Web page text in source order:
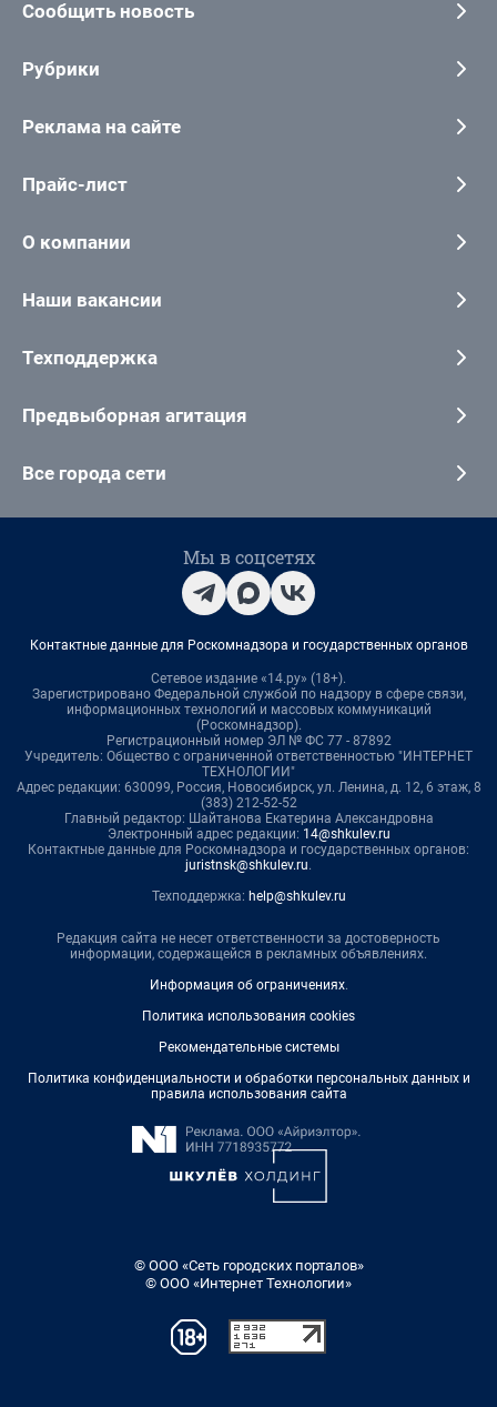
Сообщить новость
Рубрики
Реклама на сайте
Прайс-лист
О компании
Наши вакансии
Техподдержка
Предвыборная агитация
Все города сети
Мы в соцсетях
Контактные данные для Роскомнадзора и государственных органов
Сетевое издание «14.ру» (18+).
Зарегистрировано Федеральной службой по надзору в сфере связи,
информационных технологий и массовых коммуникаций
(Роскомнадзор).
Регистрационный номер ЭЛ № ФС 77 - 87892
Учредитель: Общество с ограниченной ответственностью "ИНТЕРНЕТ
ТЕХНОЛОГИИ"
Адрес редакции: 630099, Россия, Новосибирск, ул. Ленина, д. 12, 6 этаж, 8
(383) 212-52-52
Главный редактор: Шайтанова Екатерина Александровна
Электронный адрес редакции: 14@shkulev.ru
Контактные данные для Роскомнадзора и государственных органов:
juristnsk@shkulev.ru.
Техподдержка: help@shkulev.ru
Редакция сайта не несет ответственности за достоверность
информации, содержащейся в рекламных объявлениях.
Информация об ограничениях.
Политика использования cookies
Рекомендательные системы
Политика конфиденциальности и обработки персональных данных и
правила использования сайта
© ООО «Сеть городских порталов»
© ООО «Интернет Технологии»